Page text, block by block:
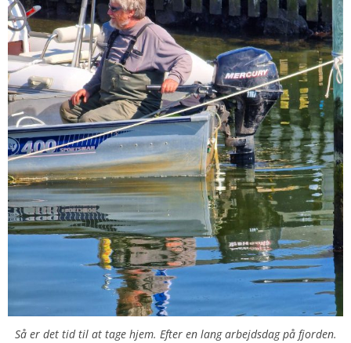
Så er det tid til at tage hjem. Efter en lang arbejdsdag på fjorden.